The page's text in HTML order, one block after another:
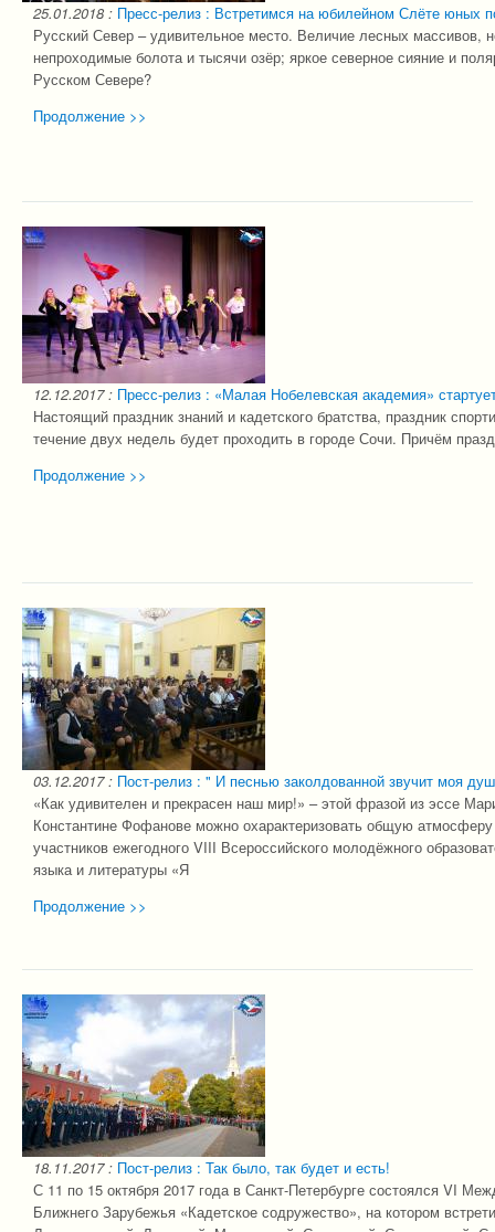
25.01.2018 : Пресс-релиз : Встретимся на юбилейном Слёте юных
Русский Север – удивительное место. Величие лесных массивов,
непроходимые болота и тысячи озёр; яркое северное сияние и
Русском Севере?
Продолжение >>
12.12.2017: Пресс-релиз : «Малая Нобелевская академия»
Настоящий праздник знаний и кадетского братства, праздник
течение двух недель будет проходить в городе Сочи. Причём
Продолжение >>
03.12.2017: Пост-релиз : " И песнью заколдованной звучит моя
«Как удивителен и прекрасен наш мир!» – этой фразой из эссе
Константине Фофанове можно охарактеризовать общую
участников ежегодного VIII Всероссийского молодёжного
языка и литературы «Я
Продолжение >>
18.11.2017: Пост-релиз : Так было, так будет и есть!
С 11 по 15 октября 2017 года в Санкт-Петербурге состоялся VI
Ближнего Зарубежья «Кадетское содружество», на котором